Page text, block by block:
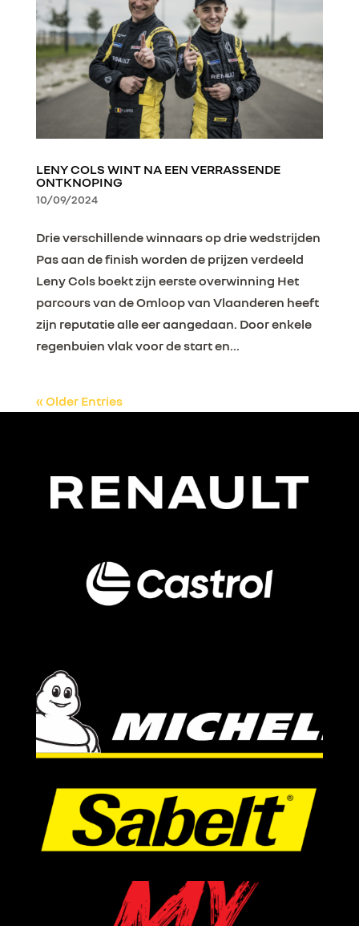
LENY COLS WINT NA EEN VERRASSENDE
ONTKNOPING
10/09/2024
Drie verschillende winnaars op drie wedstrijden
Pas aan de finish worden de prijzen verdeeld
Leny Cols boekt zijn eerste overwinning Het
parcours van de Omloop van Vlaanderen heeft
zijn reputatie alle eer aangedaan. Door enkele
regenbuien vlak voor de start en...
« Older Entries